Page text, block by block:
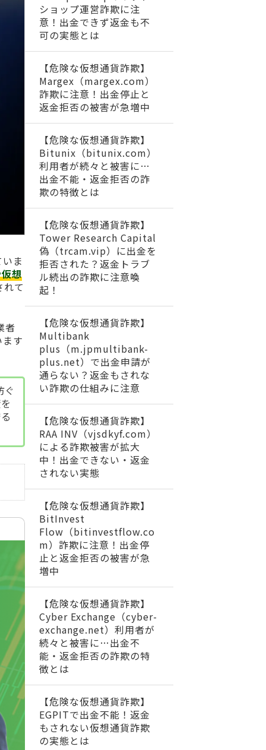
ま
想
て
者
す
ぐ
ショップ運営詐欺に注
意！出金できず返金も不
可の実態とは
【危険な仮想通貨詐欺】
Margex（margex.com）
詐欺に注意！出金停止と
返金拒否の被害が急増中
【危険な仮想通貨詐欺】
Bitunix（bitunix.com）
利用者が続々と被害に…
出金不能・返金拒否の詐
欺の特徴とは
【危険な仮想通貨詐欺】
Tower Research Capital
偽（trcam.vip）に出金を
拒否された？返金トラブ
ル続出の詐欺に注意喚
起！
【危険な仮想通貨詐欺】
Multibank
plus（m.jpmultibank-
plus.net）で出金申請が
通らない？返金もされな
い詐欺の仕組みに注意
【危険な仮想通貨詐欺】
RAA INV（vjsdkyf.com）
による詐欺被害が拡大
中！出金できない・返金
されない実態
【危険な仮想通貨詐欺】
BitInvest
Flow（bitinvestflow.co
m）詐欺に注意！出金停
止と返金拒否の被害が急
増中
【危険な仮想通貨詐欺】
Cyber Exchange（cyber-
exchange.net）利用者が
続々と被害に…出金不
能・返金拒否の詐欺の特
徴とは
【危険な仮想通貨詐欺】
EGPITで出金不能！返金
もされない仮想通貨詐欺
の実態とは